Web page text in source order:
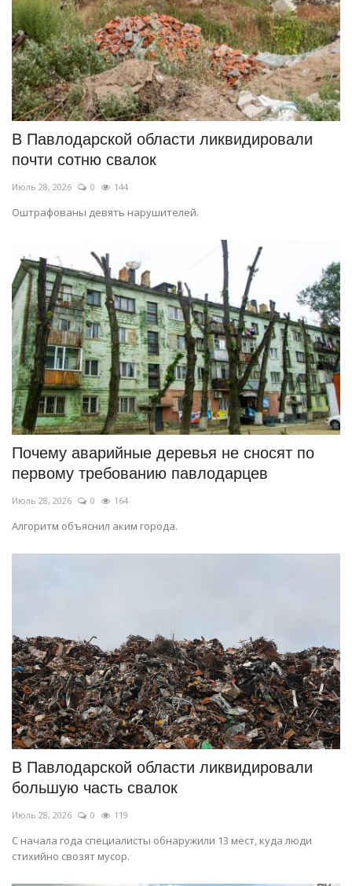
В Павлодарской области ликвидировали
почти сотню свалок
Июль 28, 2026 0 144
Оштрафованы девять нарушителей.
Почему аварийные деревья не сносят по
первому требованию павлодарцев
Июль 28, 2026 0 164
Алгоритм объяснил аким города.
В Павлодарской области ликвидировали
большую часть свалок
Июль 28, 2026 0 119
С начала года специалисты обнаружили 13 мест, куда люди
стихийно свозят мусор.